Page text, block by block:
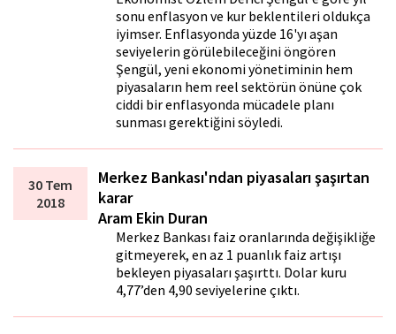
sonu enflasyon ve kur beklentileri oldukça
iyimser. Enflasyonda yüzde 16'yı aşan
seviyelerin görülebileceğini öngören
Şengül, yeni ekonomi yönetiminin hem
piyasaların hem reel sektörün önüne çok
ciddi bir enflasyonda mücadele planı
sunması gerektiğini söyledi.
30 Tem
2018
Merkez Bankası'ndan piyasaları şaşırtan
karar
Aram Ekin Duran
Merkez Bankası faiz oranlarında değişikliğe
gitmeyerek, en az 1 puanlık faiz artışı
bekleyen piyasaları şaşırttı. Dolar kuru
4,77’den 4,90 seviyelerine çıktı.